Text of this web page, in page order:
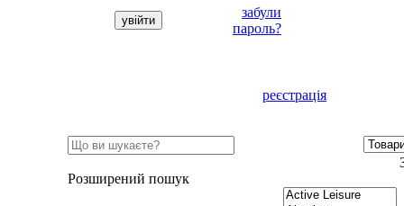
забули
пароль?
реєстрація
Розширений пошук